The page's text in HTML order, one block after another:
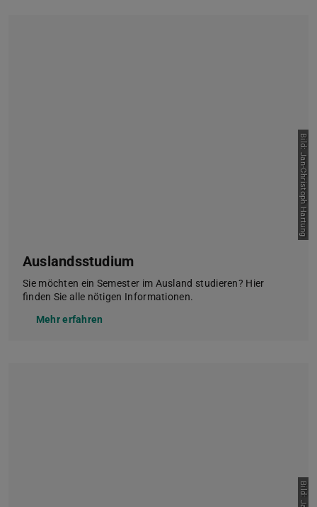
Bild: Jan-Christoph Hartung
Auslandsstudium
Sie möchten ein Semester im Ausland studieren? Hier
finden Sie alle nötigen Informationen.
Mehr erfahren